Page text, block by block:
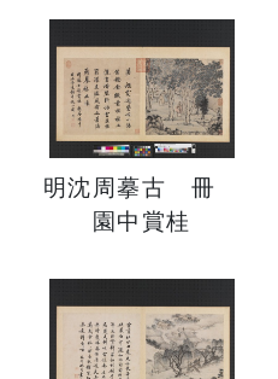
明沈周摹古 冊
園中賞桂